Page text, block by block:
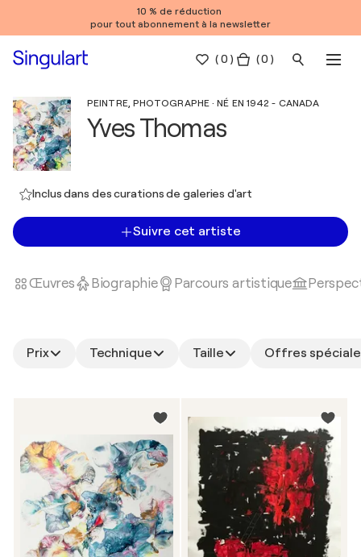
10 % de réduction
pour tout abonnement à la newsletter
(0 ) ( 0 )
PEINTRE, PHOTOGRAPHE · NÉ EN 1942 - CANADA
Yves Thomas
Inclus dans des curations de galeries d'art
Suivre cet artiste
Œuvres Biographie Parcours artistique
Prix Technique Taille Offres